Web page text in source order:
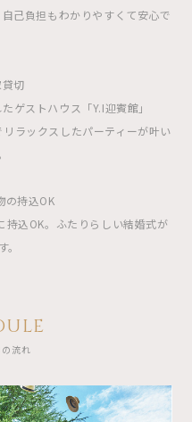
己負担もわかりやすくて安心で
切
ゲストハウス「Y.I迎賓館」
ラックスしたパーティーが叶い
の持込OK
持込OK。ふたりらしい結婚式が
。
流れ